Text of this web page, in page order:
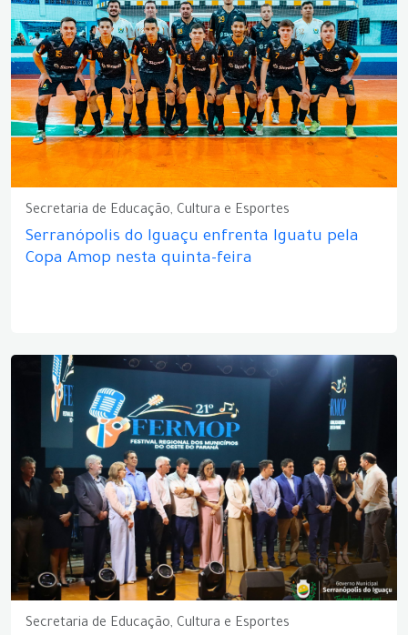
Secretaria de Educação, Cultura e Esportes
Serranópolis do Iguaçu enfrenta Iguatu pela
Copa Amop nesta quinta-feira
Secretaria de Educação, Cultura e Esportes